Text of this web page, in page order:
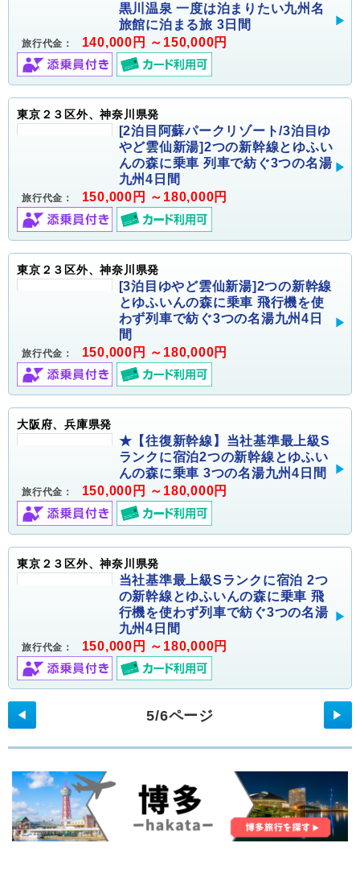
黒川温泉 一度は泊まりたい九州名
旅館に泊まる旅 3日間
旅行代金： 140,000円 ～150,000円
東京２３区外、神奈川県発
[2泊目阿蘇パークリゾート/3泊目ゆ
やど雲仙新湯]2つの新幹線とゆふい
んの森に乗車 列車で紡ぐ3つの名湯
九州4日間
旅行代金： 150,000円 ～180,000円
東京２３区外、神奈川県発
[3泊目ゆやど雲仙新湯]2つの新幹線
とゆふいんの森に乗車 飛行機を使
わず列車で紡ぐ3つの名湯九州4日
間
旅行代金： 150,000円 ～180,000円
大阪府、兵庫県発
★【往復新幹線】当社基準最上級S
ランクに宿泊2つの新幹線とゆふい
んの森に乗車 3つの名湯九州4日間
旅行代金： 150,000円 ～180,000円
東京２３区外、神奈川県発
当社基準最上級Sランクに宿泊 2つ
の新幹線とゆふいんの森に乗車 飛
行機を使わず列車で紡ぐ3つの名湯
九州4日間
旅行代金： 150,000円 ～180,000円
5/6ページ
◀ ▶